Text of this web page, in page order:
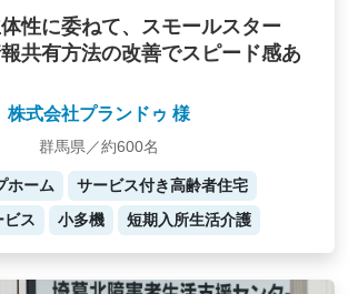
性に委ねて、スモールスター
報共有方法の改善でスピード感あ
株式会社プランドゥ 様
群馬県／約600名
ホーム
サービス付き高齢者住宅
ビス
小多機 短期入所生活介護